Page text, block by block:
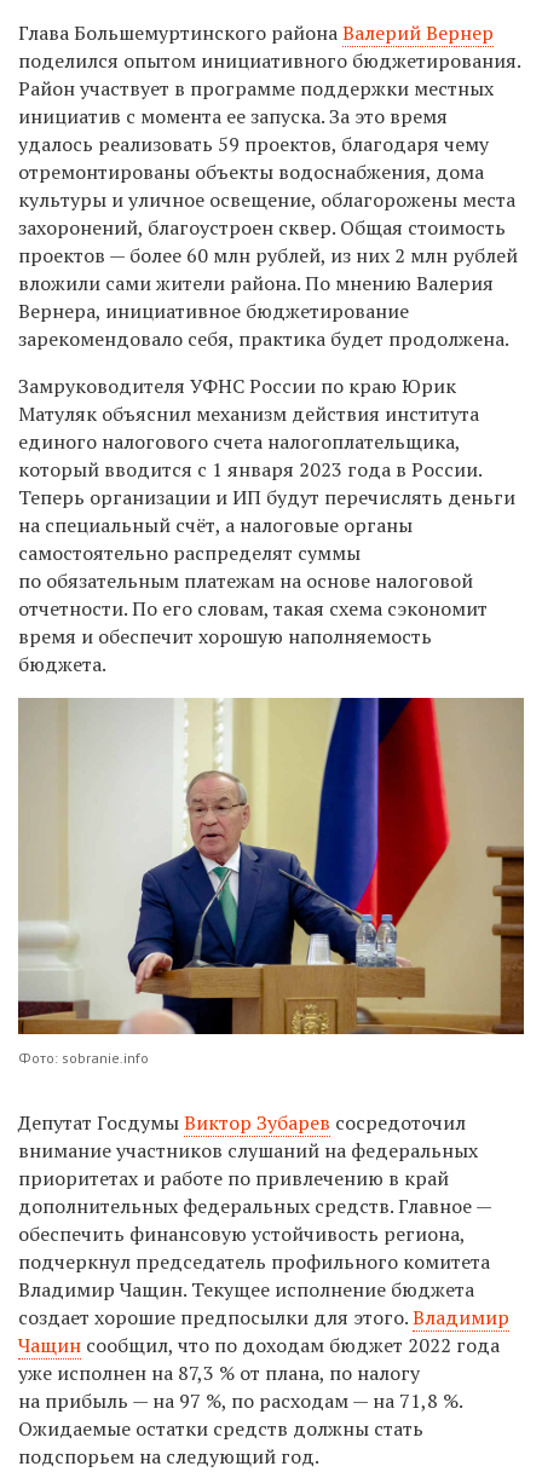
Глава Большемуртинского районаВалерий Вернер
поделился опытом инициативного бюджетирования.
Район участвует в программе поддержки местных
инициатив с момента ее запуска. За это время
удалось реализовать 59 проектов, благодаря чему
отремонтированы объекты водоснабжения, дома
культуры и уличное освещение, облагорожены места
захоронений, благоустроен сквер. Общая стоимость
проектов — более 60 млн рублей, из них 2 млн рублей
вложили сами жители района. По мнению Валерия
Вернера, инициативное бюджетирование
зарекомендовало себя, практика будет продолжена.
Замруководителя УФНС России по краю Юрик
Матуляк объяснил механизм действия института
единого налогового счета налогоплательщика,
который вводится с 1 января 2023 года в России.
Теперь организации и ИП будут перечислять деньги
на специальный счёт, а налоговые органы
самостоятельно распределят суммы
по обязательным платежам на основе налоговой
отчетности. По его словам, такая схема сэкономит
время и обеспечит хорошую наполняемость
бюджета.
Фото: sobranie.info
Депутат ГосдумыВиктор Зубарев сосредоточил
внимание участников слушаний на федеральных
приоритетах и работе по привлечению в край
дополнительных федеральных средств. Главное —
обеспечить финансовую устойчивость региона,
подчеркнул председатель профильного комитета
Владимир Чащин. Текущее исполнение бюджета
создает хорошие предпосылки для этого.Владимир
Чащин сообщил, что по доходам бюджет 2022 года
уже исполнен на 87,3 % от плана, по налогу
на прибыль — на 97 %, по расходам — на 71,8 %.
Ожидаемые остатки средств должны стать
подспорьем на следующий год.